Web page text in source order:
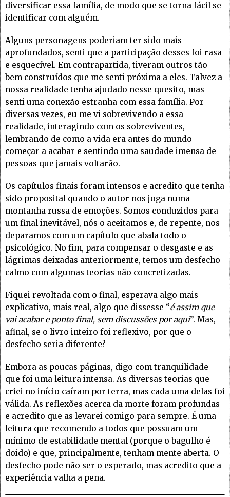
diversificar essa família, de modo que se torna fácil se
identificar com alguém.
Alguns personagens poderiam ter sido mais
aprofundados, senti que a participação desses foi rasa
e esquecível. Em contrapartida, tiveram outros tão
bem construídos que me senti próxima a eles. Talvez a
nossa realidade tenha ajudado nesse quesito, mas
senti uma conexão estranha com essa família. Por
diversas vezes, eu me vi sobrevivendo a essa
realidade, interagindo com os sobreviventes,
lembrando de como a vida era antes do mundo
começar a acabar e sentindo uma saudade imensa de
pessoas que jamais voltarão.
Os capítulos finais foram intensos e acredito que tenha
sido proposital quando o autor nos joga numa
montanha russa de emoções. Somos conduzidos para
um final inevitável, nós o aceitamos e, de repente, nos
deparamos com um capítulo que abala todo o
psicológico. No fim, para compensar o desgaste e as
lágrimas deixadas anteriormente, temos um desfecho
calmo com algumas teorias não concretizadas.
Fiquei revoltada com o final, esperava algo mais
explicativo, mais real, algo que dissesse “é assim que
vai acabar e ponto final, sem discussões por aqui”. Mas,
afinal, se o livro inteiro foi reflexivo, por que o
desfecho seria diferente?
Embora as poucas páginas, digo com tranquilidade
que foi uma leitura intensa. As diversas teorias que
criei no início caíram por terra, mas cada uma delas foi
válida. As reflexões acerca da morte foram profundas
e acredito que as levarei comigo para sempre. É uma
leitura que recomendo a todos que possuam um
mínimo de estabilidade mental (porque o bagulho é
doido) e que, principalmente, tenham mente aberta. O
desfecho pode não ser o esperado, mas acredito que a
experiência valha a pena.